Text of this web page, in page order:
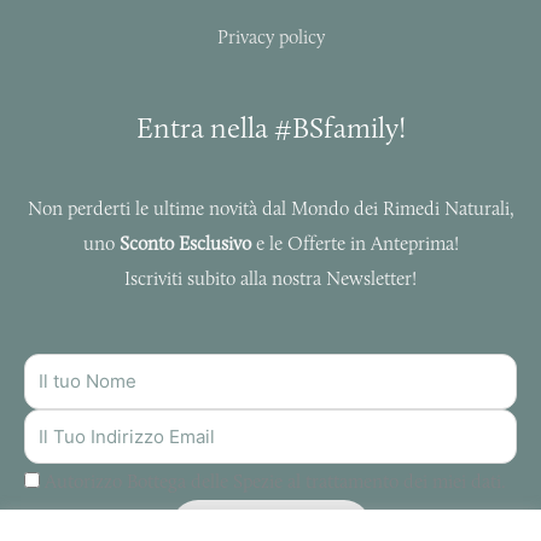
Privacy policy
Entra nella #BSfamily!
Non perderti le ultime novità dal Mondo dei Rimedi Naturali,
uno Sconto Esclusivoe le Offerte in Anteprima!
Iscriviti subito alla nostra Newsletter!
NOME
INDIRIZZO
MAIL